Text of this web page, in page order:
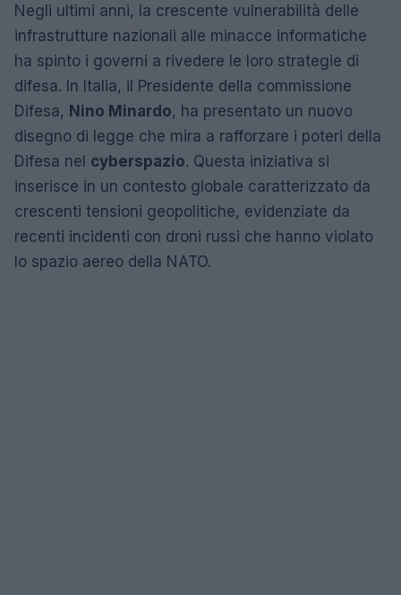
Negli ultimi anni, la crescente vulnerabilità delle
infrastrutture nazionali alle minacce informatiche
ha spinto i governi a rivedere le loro strategie di
difesa. In Italia, il Presidente della commissione
Difesa, Nino Minardo, ha presentato un nuovo
disegno di legge che mira a rafforzare i poteri della
Difesa nel cyberspazio. Questa iniziativa si
inserisce in un contesto globale caratterizzato da
crescenti tensioni geopolitiche, evidenziate da
recenti incidenti con droni russi che hanno violato
lo spazio aereo della NATO.